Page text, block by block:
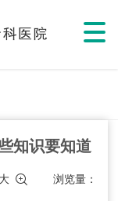
知识要知道
大 浏览量：